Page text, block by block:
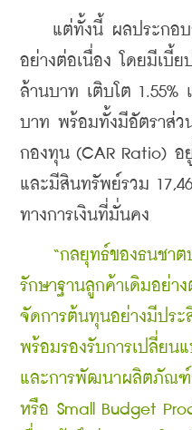
แต่ทั้งนี้ ผลประกอบก
อย่างต่อเนื่อง โดยมีเบี้ย
ล้านบาท เติบโต 1.55%
บาท พร้อมทั้งมีอัตราส่ว
กองทุน (CAR Ratio) อ
และมีสินทรัพย์รวม
ทางการเงินที่มั่นคง
“กลยุทธ์ของธนชาต
รักษาฐานลูกค้าเดิมอย่า
จัดการต้นทุนอย่างมีประ
พร้อมรองรับการเปลี่ยน
และการพัฒนาผลิตภัณฑ์
หรือ Small Budget